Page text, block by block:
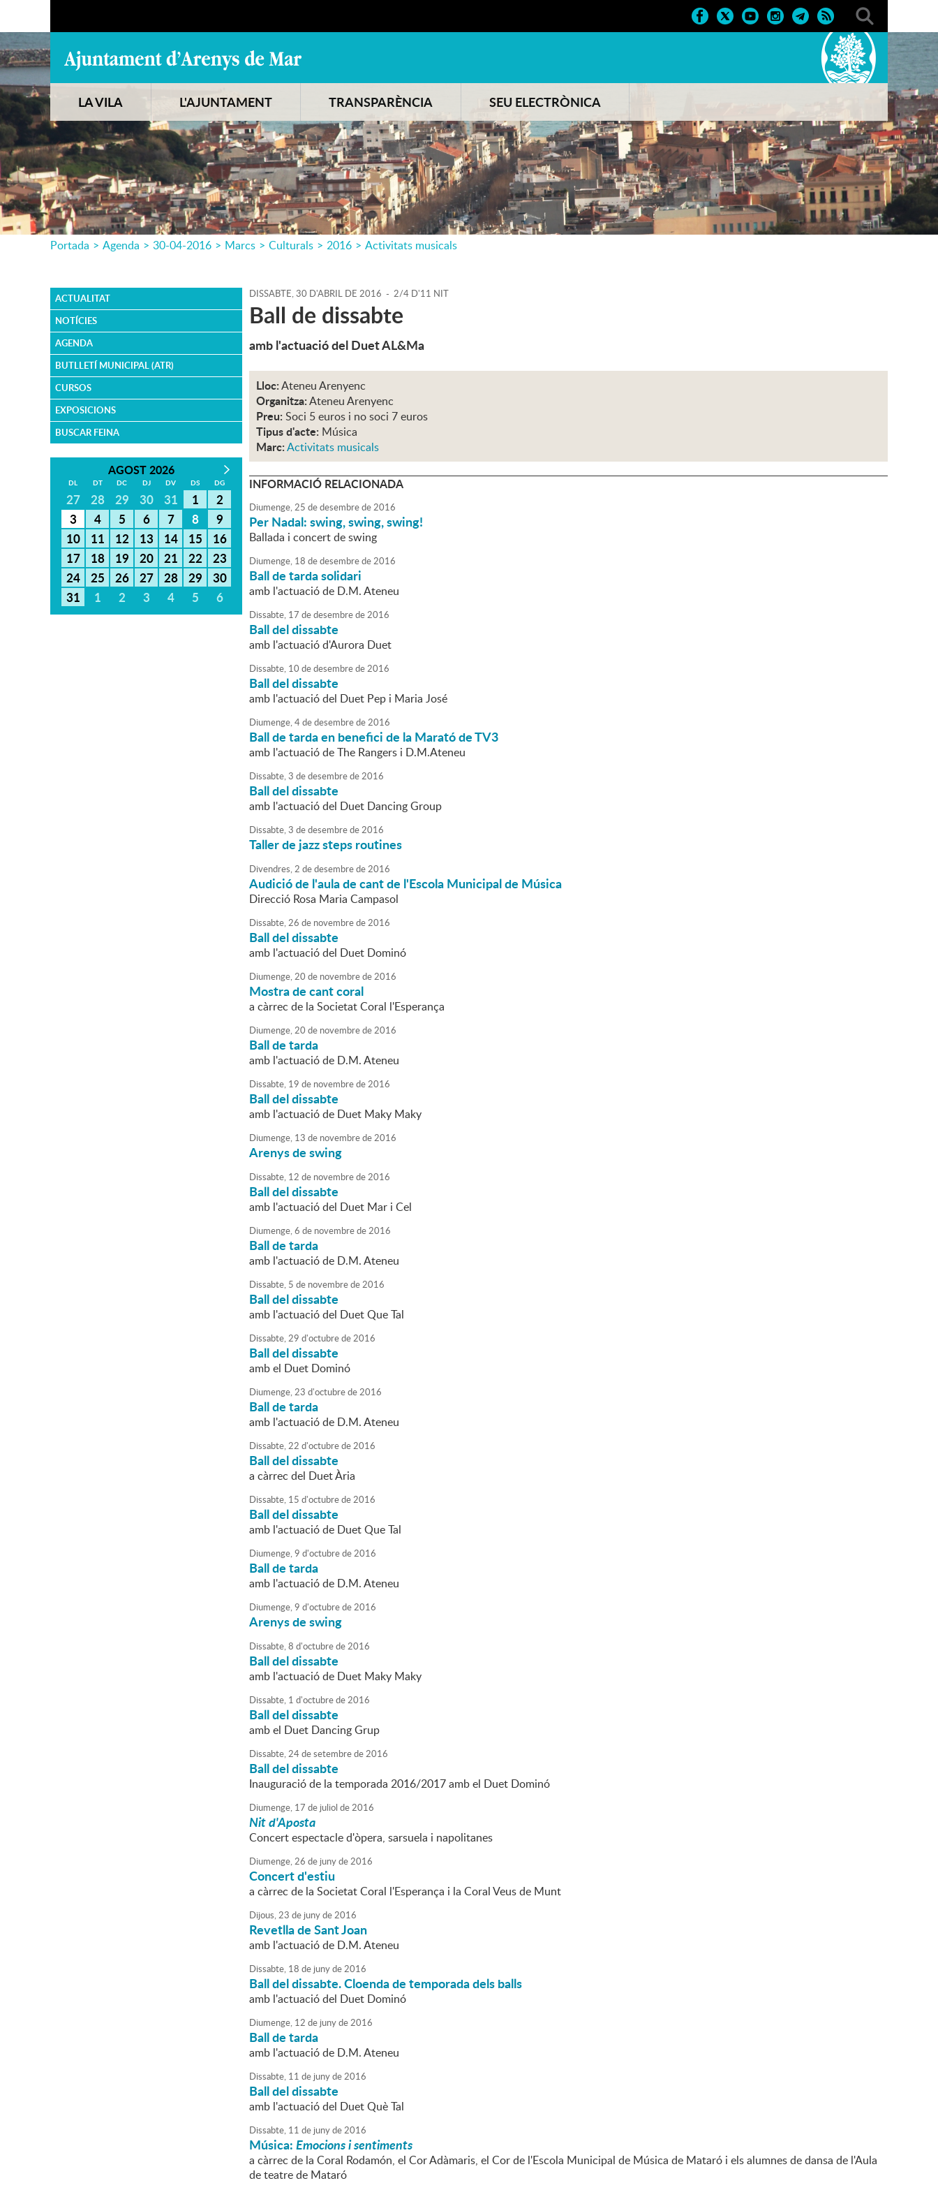
LA VILA L'AJUNTAMENT TRANSPARÈNCIA SEU ELECTRÒNICA
Portada > Agenda > 30-04-2016 > Marcs > Culturals > 2016 > Activitats musicals
ACTUALITAT
NOTÍCIES
AGENDA
BUTLLETÍ MUNICIPAL (ATR)
CURSOS
EXPOSICIONS
BUSCAR FEINA
AGOST 2026
DL DT DC DJ DV DS DG
27 28 29 30 31 1
2
3
4 5 6 7 8
9
10
11 12 13 14 15
16
17
18 19 20 21 22
23
24
25 26 27 28 29
30
31
1 2 3 4 5 6
DISSABTE,30 D'ABRIL DE 2016 - 2/4 D'11 NIT
Ball de dissabte
amb l'actuació del Duet AL&Ma
Lloc:Ateneu Arenyenc
Organitza:Ateneu Arenyenc
Preu: Soci 5 euros i no soci 7 euros
Tipus d'acte: Música
Marc:Activitats musicals
INFORMACIÓ RELACIONADA
Diumenge,25 dedesembrede2016
Per Nadal: swing, swing, swing!
Ballada i concert de swing
Diumenge, 18 dedesembrede2016
Ball de tarda solidari
amb l'actuació de D.M. Ateneu
Dissabte, 17 dedesembrede2016
Ball del dissabte
amb l'actuació d'Aurora Duet
Dissabte, 10 dedesembrede2016
Ball del dissabte
amb l'actuació del Duet Pep i Maria José
Diumenge,4dedesembrede2016
Ball de tarda en benefici de la Marató de TV3
amb l'actuació de The Rangers i D.M.Ateneu
Dissabte,3 dedesembrede2016
Ball del dissabte
amb l'actuació del Duet Dancing Group
Dissabte,3 dedesembrede2016
Taller de jazz steps routines
Divendres,2 dedesembrede2016
Audició de l'aula de cant de l'Escola Municipal de Música
Direcció Rosa Maria Campasol
Dissabte,26 de novembrede2016
Ball del dissabte
amb l'actuació del Duet Dominó
Diumenge,20 de novembrede2016
Mostra de cant coral
a càrrec de la Societat Coral l'Esperança
Diumenge,20 de novembrede2016
Ball de tarda
amb l'actuació de D.M. Ateneu
Dissabte, 19 de novembrede2016
Ball del dissabte
amb l'actuació de Duet Maky Maky
Diumenge, 13 de novembrede2016
Arenys de swing
Dissabte, 12 de novembrede2016
Ball del dissabte
amb l'actuació del Duet Mar i Cel
Diumenge,6 de novembrede2016
Ball de tarda
amb l'actuació de D.M. Ateneu
Dissabte, 5 de novembrede2016
Ball del dissabte
amb l'actuació del Duet Que Tal
Dissabte,29 d'octubrede2016
Ball del dissabte
amb el Duet Dominó
Diumenge,23 d'octubrede2016
Ball de tarda
amb l'actuació de D.M. Ateneu
Dissabte,22 d'octubrede2016
Ball del dissabte
a càrrec del Duet Ària
Dissabte, 15 d'octubrede2016
Ball del dissabte
amb l'actuació de Duet Que Tal
Diumenge,9 d'octubrede2016
Ball de tarda
amb l'actuació de D.M. Ateneu
Diumenge,9 d'octubrede2016
Arenys de swing
Dissabte,8 d'octubrede2016
Ball del dissabte
amb l'actuació de Duet Maky Maky
Dissabte, 1 d'octubrede2016
Ball del dissabte
amb el Duet Dancing Grup
Dissabte,24desetembrede2016
Ball del dissabte
Inauguració de la temporada 2016/2017 amb el Duet Dominó
Diumenge, 17 de juliol de2016
Nit d'Aposta
Concert espectacle d'òpera, sarsuela i napolitanes
Diumenge,26 de junyde2016
Concert d'estiu
a càrrec de la Societat Coral l'Esperança i la Coral Veus de Munt
Dijous,23 de junyde2016
Revetlla de Sant Joan
amb l'actuació de D.M. Ateneu
Dissabte, 18 de junyde2016
Ball del dissabte. Cloenda de temporada dels balls
amb l'actuació del Duet Dominó
Diumenge, 12 de junyde2016
Ball de tarda
amb l'actuació de D.M. Ateneu
Dissabte, 11 de junyde2016
Ball del dissabte
amb l'actuació del Duet Què Tal
Dissabte, 11 de junyde2016
Música:Emocions i sentiments
a càrrec de la Coral Rodamón, el Cor Adàmaris, el Cor de l'Escola Municipal de Música de Mataró i els alumnes de dansa de l'Aula
de teatre de Mataró